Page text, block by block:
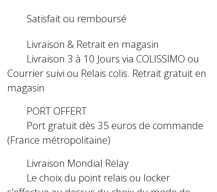
Satisfait ou remboursé
Livraison & Retrait en magasin
Livraison 3 à 10 Jours via COLISSIMO ou
Courrier suivi ou Relais colis. Retrait gratuit en
magasin
PORT OFFERT
Port gratuit dès 35 euros de commande
(France métropolitaine)
Livraison Mondial Relay
Le choix du point relais ou locker